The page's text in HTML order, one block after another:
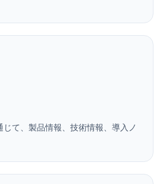
て、製品情報、技術情報、導入ノ